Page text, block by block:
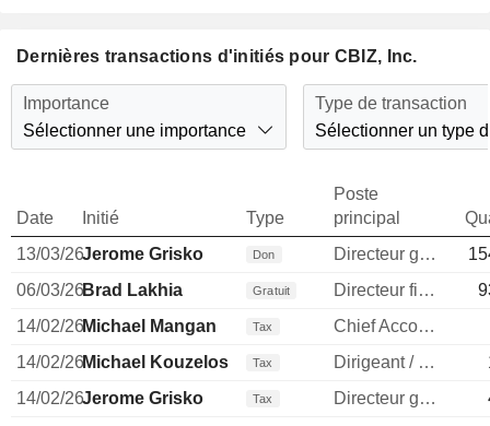
Dernières transactions d'initiés pour CBIZ, Inc.
Importance
Sélectionner une importance
Type de transaction
Sélectionner un type
Date Initié Type
Poste
principal
13/03/26Jerome Grisko Don Directeur general
06/03/26Brad Lakhia Gratuit Directeur financier
14/02/26Michael Mangan Tax
Chief Accounting Officer
14/02/26Michael Kouzelos Tax Dirigeant / cadre principal
14/02/26Jerome Grisko Tax Directeur general